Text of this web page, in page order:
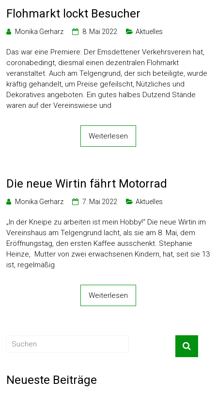
Flohmarkt lockt Besucher
Monika Gerharz 8. Mai 2022 Aktuelles
Das war eine Premiere: Der Emsdettener Verkehrsverein hat,
coronabedingt, diesmal einen dezentralen Flohmarkt
veranstaltet. Auch am Telgengrund, der sich beteiligte, wurde
kräftig gehandelt, um Preise gefeilscht, Nützliches und
Dekoratives angeboten. Ein gutes halbes Dutzend Stände
waren auf der Vereinswiese und
Weiterlesen
Die neue Wirtin fährt Motorrad
Monika Gerharz 7. Mai 2022 Aktuelles
„In der Kneipe zu arbeiten ist mein Hobby!“ Die neue Wirtin im
Vereinshaus am Telgengrund lacht, als sie am 8. Mai, dem
Eröffnungstag, den ersten Kaffee ausschenkt. Stephanie
Heinze, Mutter von zwei erwachsenen Kindern, hat, seit sie 13
ist, regelmäßig
Weiterlesen
Neueste Beiträge